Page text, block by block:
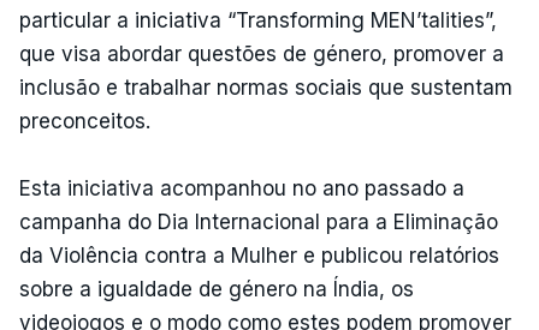
particular a iniciativa “Transforming MEN’talities”,
que visa abordar questões de género, promover a
inclusão e trabalhar normas sociais que sustentam
preconceitos.
Esta iniciativa acompanhou no ano passado a
campanha do Dia Internacional para a Eliminação
da Violência contra a Mulher e publicou relatórios
sobre a igualdade de género na Índia, os
videojogos e o modo como estes podem promover